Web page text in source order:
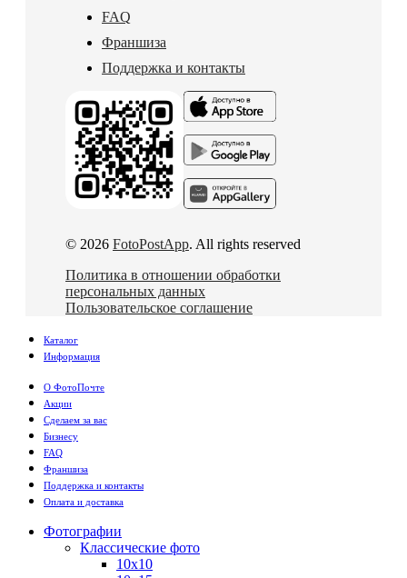
FAQ
Франшиза
Поддержка и контакты
© 2026 FotoPostApp. All rights reserved
Политика в отношении обработки
персональных данных
Пользовательское соглашение
Каталог
Информация
О ФотоПочте
Акции
Сделаем за вас
Бизнесу
FAQ
Франшиза
Поддержка и контакты
Оплата и доставка
Фотографии
Классические фото
10х10